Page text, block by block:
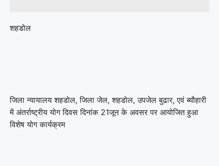
शहडोल
जिला न्यायालय शहडोल, जिला जेल, शहडोल, उपजेल बुढार, एवं ब्यौहारी
में अंतर्राष्ट्रीय योग दिवस दिनांक 21जून के अवसर पर आयोजित हुआ
विशेष योग कार्यक्रम